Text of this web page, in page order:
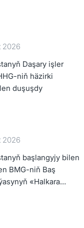
2026
Daşary işler
niň häzirki
duşuşdy
2026
başlangyjy bilen
BMG-niň Baş
«Halkara